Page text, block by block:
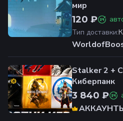
мир
120 ₽
Тип доставки:
Stalker 2 +
Киберпанк
3 840 ₽